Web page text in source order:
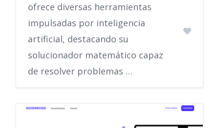
ofrece diversas herramientas
impulsadas por inteligencia
artificial, destacando su
solucionador matemático capaz
de resolver problemas …